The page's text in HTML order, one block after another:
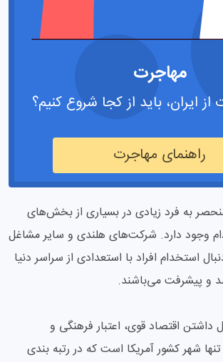
مهاجرت
از ایران، باید از کجا شروع کنیم؟
راهنمای مهاجرت
به فرد زیادی در بسیاری از بخش‌های
وجود دارد. شرکت‌های هلندی و سایر مشاغل
استخدام افراد با استعدادی از سراسر دنیا
و پیشرفت می‌باشند.
داشتن اقتصاد قوی، اعتبار فرهنگی و
شهر کشور آمریکا است که در رتبه بندی